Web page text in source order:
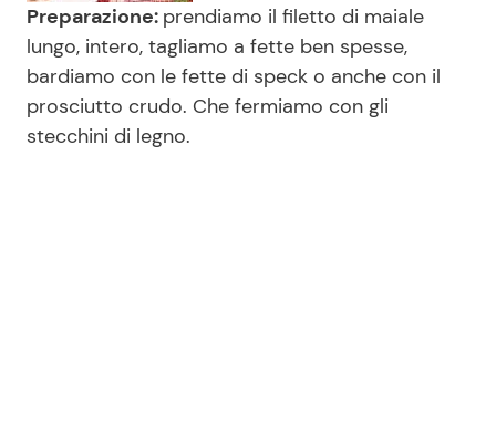
Preparazione: prendiamo il filetto di maiale
lungo, intero, tagliamo a fette ben spesse,
bardiamo con le fette di speck o anche con il
prosciutto crudo. Che fermiamo con gli
stecchini di legno.